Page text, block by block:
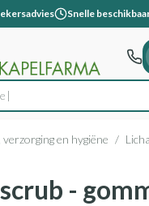
Snelle
verzorging en hygiëne /
-